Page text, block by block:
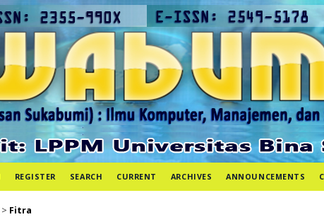
REGISTER SEARCH CURRENT ARCHIVES ANNOUNCEMENTS
> Fitra